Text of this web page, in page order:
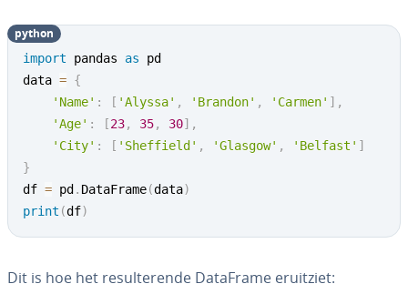
import pandas as pd
data = {
'Name' : [ 'Alyssa' , 'Brandon' , 'Carmen' ] ,
'Age' : [23, 35, 30] ,
'City' : [ 'Sheffield' , 'Glasgow' , 'Belfast' ]
}
df = pd . DataFrame(data)
print (df)
python
Dit is hoe het re­sul­te­ren­de DataFrame eruitziet: